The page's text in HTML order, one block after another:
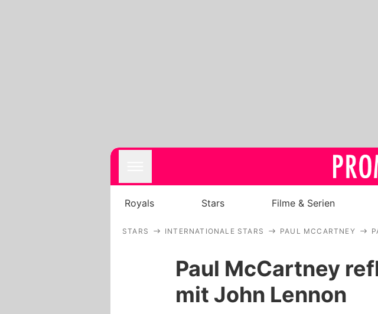
Royals Stars Filme & Serien
STARS INTERNATIONALE STARS PAUL MCCARTNEY
Paul McCartney
mit John Lennon